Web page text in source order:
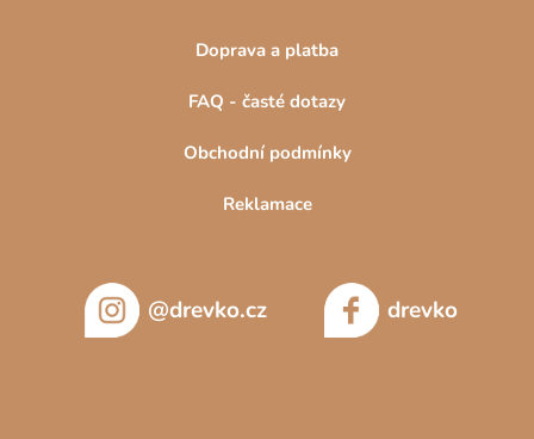
Doprava a platba
FAQ - časté dotazy
Obchodní podmínky
Reklamace
@drevko.cz drevko